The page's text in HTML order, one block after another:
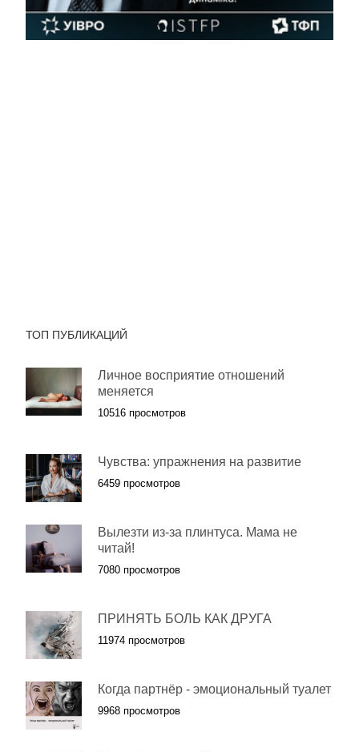
ТОП ПУБЛИКАЦИЙ
Личное восприятие отношений
меняется
10516 просмотров
Чувства: упражнения на развитие
6459 просмотров
Вылезти из-за плинтуса. Мама не
читай!
7080 просмотров
ПРИНЯТЬ БОЛЬ КАК ДРУГА
11974 просмотров
Когда партнёр - эмоциональный туалет
9968 просмотров